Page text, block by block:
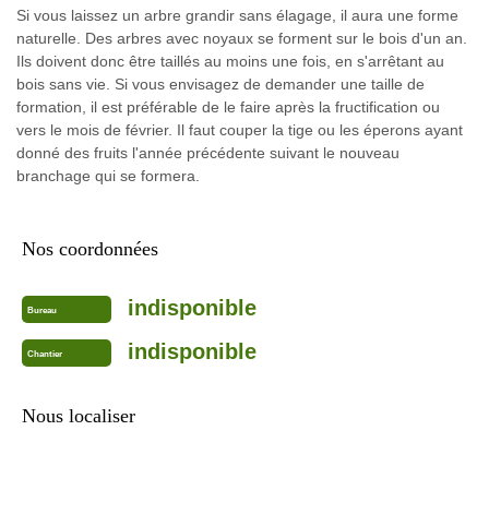
Si vous laissez un arbre grandir sans élagage, il aura une forme
naturelle. Des arbres avec noyaux se forment sur le bois d'un an.
Ils doivent donc être taillés au moins une fois, en s'arrêtant au
bois sans vie. Si vous envisagez de demander une taille de
formation, il est préférable de le faire après la fructification ou
vers le mois de février. Il faut couper la tige ou les éperons ayant
donné des fruits l'année précédente suivant le nouveau
branchage qui se formera.
Nos coordonnées
Bureau indisponible
Chantier indisponible
Nous localiser